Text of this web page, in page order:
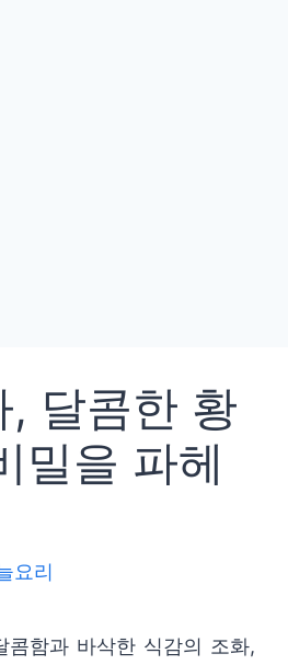
, 달콤한 황
밀을 파헤
요리
콤함과 바삭한 식감의 조화,